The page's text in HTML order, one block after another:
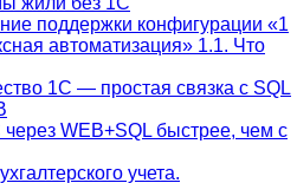
поддержки конфигурации «1
автоматизация» 1.1. Что
1С — простая связка с SQL
WEB+SQL быстрее, чем с
учета.